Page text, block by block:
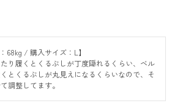
68kg / 購入サイズ：L】
り履くとくるぶしが丁度隠れるくらい、ベル
とくるぶしが丸見えになるくらいなので、そ
調整してます。